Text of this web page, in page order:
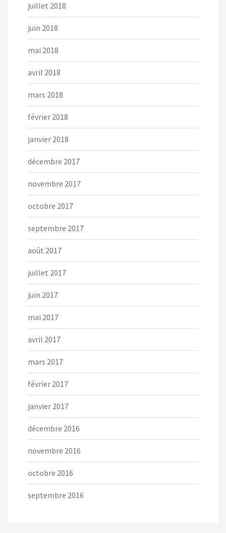
juillet 2018
juin 2018
mai 2018
avril 2018
mars 2018
février 2018
janvier 2018
décembre 2017
novembre 2017
octobre 2017
septembre 2017
août 2017
juillet 2017
juin 2017
mai 2017
avril 2017
mars 2017
février 2017
janvier 2017
décembre 2016
novembre 2016
octobre 2016
septembre 2016